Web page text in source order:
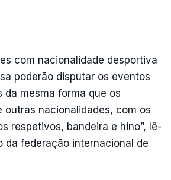
com nacionalidade desportiva
poderão disputar os eventos
da mesma forma que os
outras nacionalidades, com os
respetivos, bandeira e hino”, lê-
da federação internacional de